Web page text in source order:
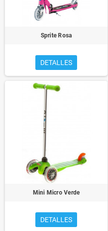
Sprite Rosa
DETALLES
Mini Micro Verde
DETALLES